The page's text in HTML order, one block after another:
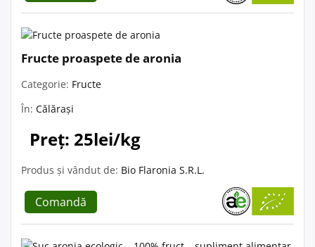
Fructe proaspete de aronia
Categorie: Fructe
În: Călărași
Preț: 25lei/kg
Produs și vândut de: Bio Flaronia S.R.L.
Comandă